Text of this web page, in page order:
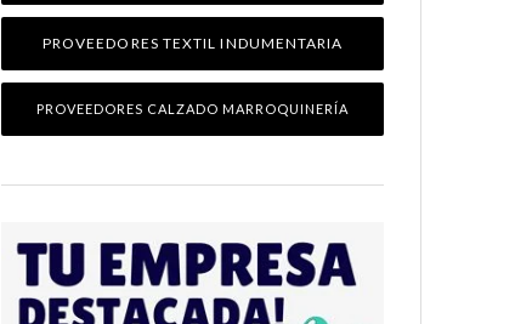
PROVEEDORES TEXTIL INDUMENTARIA
PROVEEDORES CALZADO MARROQUINERÍA